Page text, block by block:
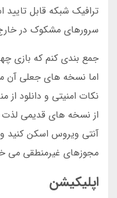
ترافیک شبکه قابل
سرورهای مشکوک در
جمع بندی کنم که بازی
اما نسخه های جعلی آن
نکات امنیتی و دانلود از
از نسخه های قدیمی لذت
آنتی ویروس اسکن کنید
مجوزهای غیرمنطقی می
اپلیکیشن